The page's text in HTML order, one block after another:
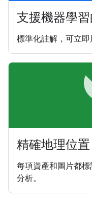
支援機器學
標準化註解，可立即
精確地理位置
每項資產和圖片都
分析。